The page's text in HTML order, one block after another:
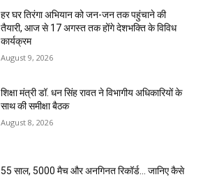
हर घर तिरंगा अभियान को जन-जन तक पहुंचाने की
तैयारी, आज से 17 अगस्त तक होंगे देशभक्ति के विविध
कार्यक्रम
August 9, 2026
शिक्षा मंत्री डॉ. धन सिंह रावत ने विभागीय अधिकारियों के
साथ की समीक्षा बैठक
August 8, 2026
55 साल, 5000 मैच और अनगिनत रिकॉर्ड… जानिए कैसे